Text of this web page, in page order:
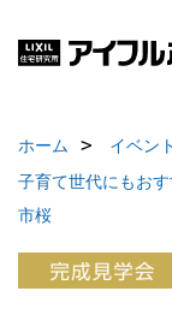
ホーム
イベン
子育て世代にもお
市桜